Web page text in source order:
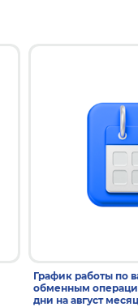
График работы по
обменным
дни на август месяц